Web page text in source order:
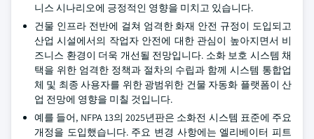
니스 시나리오에 긍정적인 영향을 미치고 있습니다.
건물 인프라 전반에 걸쳐 엄격한 화재 안전 규정이 도입되고
산업 시설에서의 작업자 안전에 대한 관심이 높아지면서 비
즈니스 환경이 더욱 개선될 전망입니다. 소화 보호 시스템 채
택을 위한 엄격한 정책과 절차의 수립과 함께 시스템 통합업
체 및 최종 사용자를 위한 광범위한 건물 자동화 플랫폼이 산
업 전망에 영향을 미칠 것입니다.
예를 들어, NFPA 13의 2025년판은 소화전 시스템 표준에 주요
개정을 도입했습니다. 주요 변경 사항에는 엘리베이터 피트